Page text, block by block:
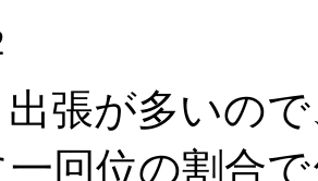
張が多いの
回位の割合